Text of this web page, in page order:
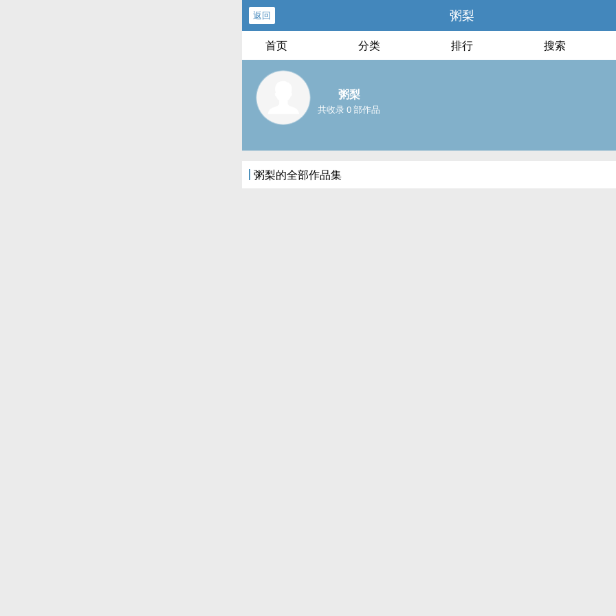
返回 粥梨
首页 分类 排行 搜索
粥梨
共收录 0 部作品
粥梨的全部作品集